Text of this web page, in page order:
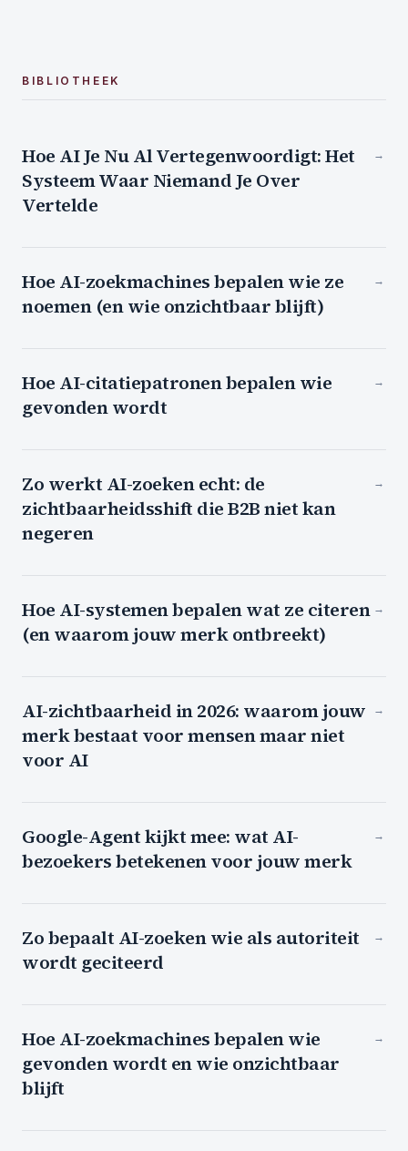
BIBLIOTHEEK
Hoe AI Je Nu Al Vertegenwoordigt: Het
Systeem Waar Niemand Je Over
Vertelde
→
Hoe AI-zoekmachines bepalen wie ze
noemen (en wie onzichtbaar blijft)
→
Hoe AI-citatiepatronen bepalen wie
gevonden wordt
→
Zo werkt AI-zoeken echt: de
zichtbaarheidsshift die B2B niet kan
negeren
→
Hoe AI-systemen bepalen wat ze citeren
(en waarom jouw merk ontbreekt)
→
AI-zichtbaarheid in 2026: waarom jouw
merk bestaat voor mensen maar niet
voor AI
→
Google-Agent kijkt mee: wat AI-
bezoekers betekenen voor jouw merk
→
Zo bepaalt AI-zoeken wie als autoriteit
wordt geciteerd
→
Hoe AI-zoekmachines bepalen wie
gevonden wordt en wie onzichtbaar
blijft
→